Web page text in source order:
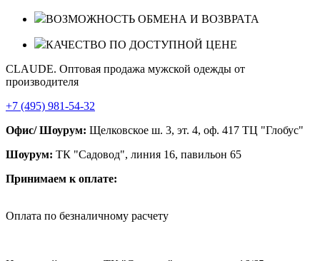
ВОЗМОЖНОСТЬ ОБМЕНА И ВОЗВРАТА
КАЧЕСТВО ПО ДОСТУПНОЙ ЦЕНЕ
CLAUDE. Оптовая продажа мужской одежды от
производителя
+7 (495) 981-54-32
Офис/ Шоурум: Щелковское ш. 3, эт. 4, оф. 417 ТЦ "Глобус"
Шоурум: ТК "Садовод", линия 16, павильон 65
Принимаем к оплате:
Оплата по безналичному расчету